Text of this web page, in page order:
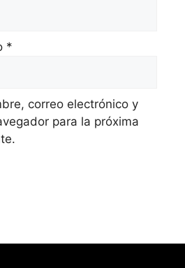
*
correo electrónico y
para la próxima